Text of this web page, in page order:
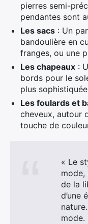
pierres semi-
pendantes sont
Les sacs : Un
bandoulière en
franges, ou une
Les chapeaux :
bords pour le
plus
Les foulards et
cheveux, autour
touche de
« Le
mode,
de la
d’une
mode.